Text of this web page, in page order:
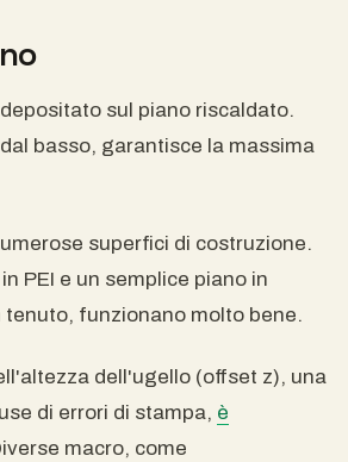
sul piano riscaldato.
basso, garantisce la massima
superfici di costruzione.
PEI e un semplice piano in
tenuto, funzionano molto bene.
dell'ugello (offset z), una
di errori di stampa, è
macro, come